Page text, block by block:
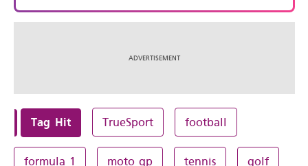
Tag Hit TrueSport football
formula 1 moto gp tennis golf